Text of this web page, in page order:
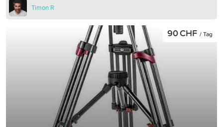
Timon R
90 CHF / Tag